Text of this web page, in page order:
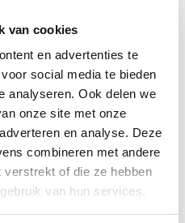
van cookies
en advertenties te
social media te bieden
analyseren. Ook delen we
onze site met onze
en analyse. Deze
combineren met andere
verstrekt of die ze hebben
van hun services.
een